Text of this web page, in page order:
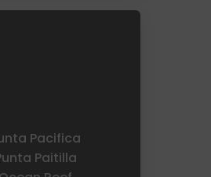
Pacifica
Paitilla